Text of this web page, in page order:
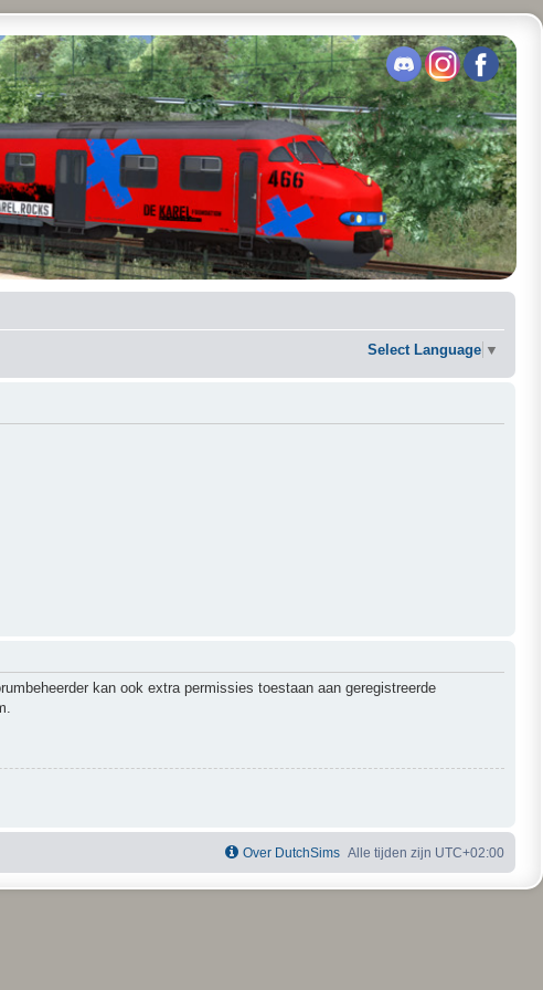
Select Language ▼
kan ook extra permissies toestaan aan geregistreerde
Alle tijden zijn UTC+02:00
Over DutchSims